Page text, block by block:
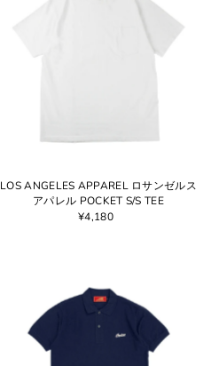
LOS ANGELES APPAREL ロサンゼルス
アパレル POCKET S/S TEE
¥4,180